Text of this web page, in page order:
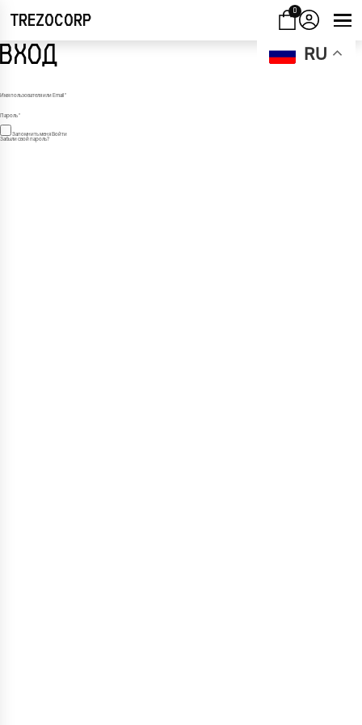
TREZOCORP
0
ВХОД
Имя пользователя или Email*
Пароль*
Запомнить меня Войти
Забыли свой пароль?
RU